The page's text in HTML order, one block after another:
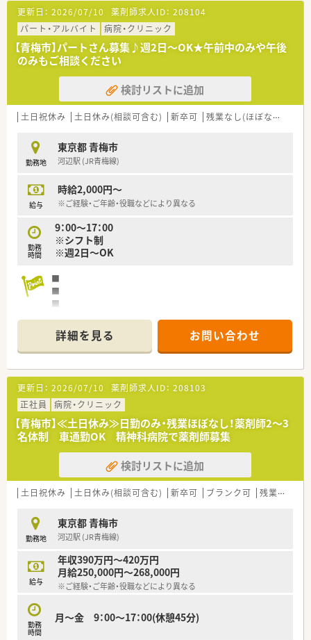
更新日： 2026/07/10 薬剤師求人ID： 208104
パート・アルバイト
病院・クリニック
【青梅市】パートさん募集♪週2日～OK★午前中のみや午後
のみもご相談ください
検討リストに追加
土日祝休み 土日休み(相談可含む) 新卒可 残業なし(ほぼなし含む)
勤務地
東京都 青梅市
河辺駅 (JR青梅線)
給与
時給2,000円～
※ご経験・ご年齢・役職などにより異なる
勤務
時間
9：00～17：00
※シフト制
※週2日～OK
■
■
■
詳細を見る お問い合わせ
更新日： 2026/07/10 薬剤師求人ID： 208103
正社員
病院・クリニック
【青梅市】≪土日休み≫日勤のみ・残業ほぼなし！薬剤師2～3
名体制 車通勤OK 精神科病院で薬剤師募集
検討リストに追加
土日祝休み 土日休み(相談可含む) 新卒可 ブランク可 残業なし(ほぼなし含む)
勤務地
東京都 青梅市
河辺駅 (JR青梅線)
給与
年収390万円～420万円
月給250,000円～268,000円
※ご経験・ご年齢・役職などにより異なる
勤務
時間
月～金 9：00～17：00(休憩45分)